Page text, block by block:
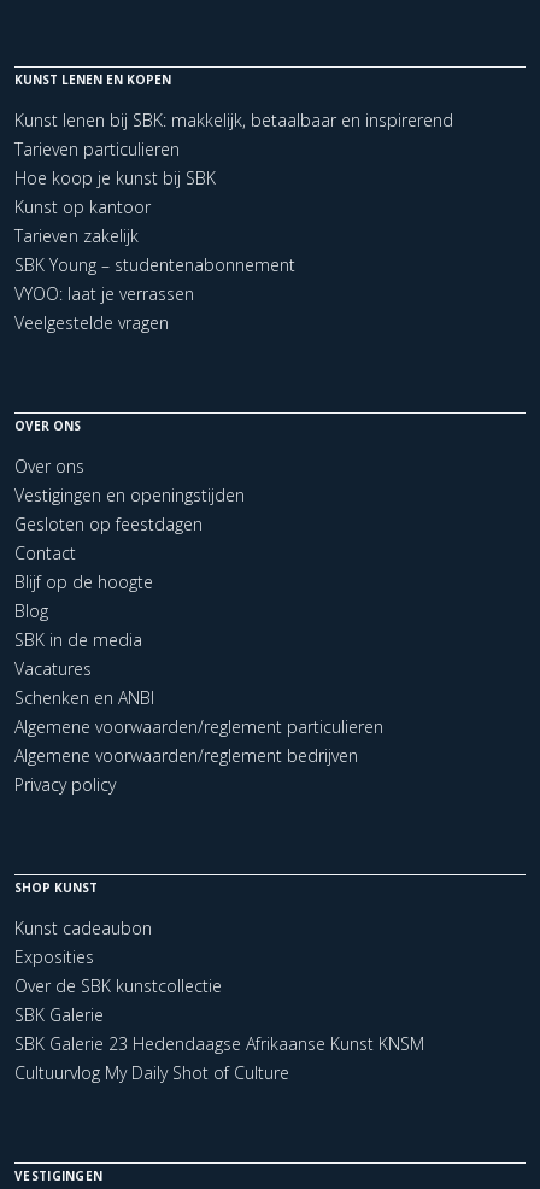
KUNST LENEN EN KOPEN
Kunst lenen bij SBK: makkelijk, betaalbaar en inspirerend
Tarieven particulieren
Hoe koop je kunst bij SBK
Kunst op kantoor
Tarieven zakelijk
SBK Young – studentenabonnement
VYOO: laat je verrassen
Veelgestelde vragen
OVER ONS
Over ons
Vestigingen en openingstijden
Gesloten op feestdagen
Contact
Blijf op de hoogte
Blog
SBK in de media
Vacatures
Schenken en ANBI
Algemene voorwaarden/reglement particulieren
Algemene voorwaarden/reglement bedrijven
Privacy policy
SHOP KUNST
Kunst cadeaubon
Exposities
Over de SBK kunstcollectie
SBK Galerie
SBK Galerie 23 Hedendaagse Afrikaanse Kunst KNSM
Cultuurvlog My Daily Shot of Culture
VESTIGINGEN